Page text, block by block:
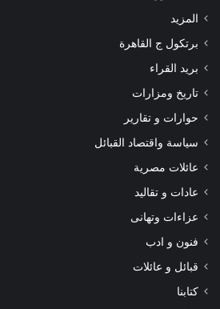
المزيد
برتكول ج القاهرة
بريد القراء
تاريخ ومزارات
حوارات و تقارير
سياسة واقتصاد القبائل
عائلات مصرية
عادات و تقاليد
عزاءات وتهانى
فنون و ادب
قبائل و عائلات
كتابنا